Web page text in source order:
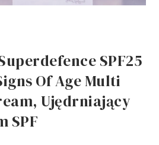
SPF25
Of Age Multi
Ujędrniający
SPF